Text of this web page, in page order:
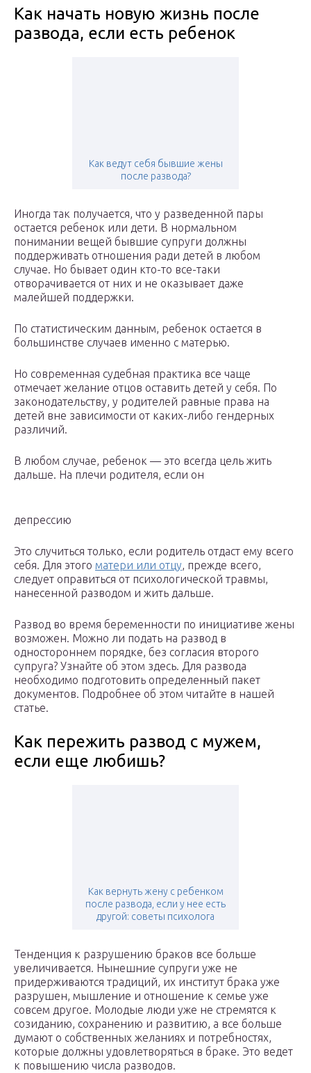
Как начать новую жизнь после
развода, если есть ребенок
Как ведут себя бывшие жены
после развода?
Иногда так получается, что у разведенной пары
остается ребенок или дети. В нормальном
понимании вещей бывшие супруги должны
поддерживать отношения ради детей в любом
случае. Но бывает один кто-то все-таки
отворачивается от них и не оказывает даже
малейшей поддержки.
По статистическим данным, ребенок остается в
большинстве случаев именно с матерью.
Но современная судебная практика все чаще
отмечает желание отцов оставить детей у себя. По
законодательству, у родителей равные права на
детей вне зависимости от каких-либо гендерных
различий.
В любом случае, ребенок — это всегда цель жить
дальше. На плечи родителя, если он
депрессию
Это случиться только, если родитель отдаст ему всего
себя. Для этого матери или отцу, прежде всего,
следует оправиться от психологической травмы,
нанесенной разводом и жить дальше.
Развод во время беременности по инициативе жены
возможен. Можно ли подать на развод в
одностороннем порядке, без согласия второго
супруга? Узнайте об этом здесь. Для развода
необходимо подготовить определенный пакет
документов. Подробнее об этом читайте в нашей
статье.
Как пережить развод с мужем,
если еще любишь?
Как вернуть жену с ребенком
после развода, если у нее есть
другой: советы психолога
Тенденция к разрушению браков все больше
увеличивается. Нынешние супруги уже не
придерживаются традиций, их институт брака уже
разрушен, мышление и отношение к семье уже
совсем другое. Молодые люди уже не стремятся к
созиданию, сохранению и развитию, а все больше
думают о собственных желаниях и потребностях,
которые должны удовлетворяться в браке. Это ведет
к повышению числа разводов.